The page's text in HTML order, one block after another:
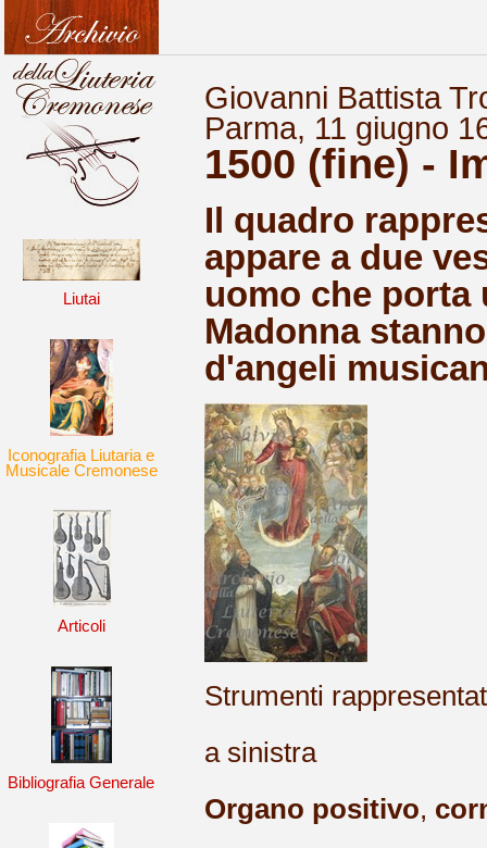
Liutai
Iconografia Liutaria e
Musicale Cremonese
Articoli
Bibliografia Generale
Giovanni Battista
Parma, 11 giugno
1500 (fine) -
Il quadro
appare a due
uomo che porta
Madonna
d'angeli
Strumenti
a sinistra
Organo positivo,